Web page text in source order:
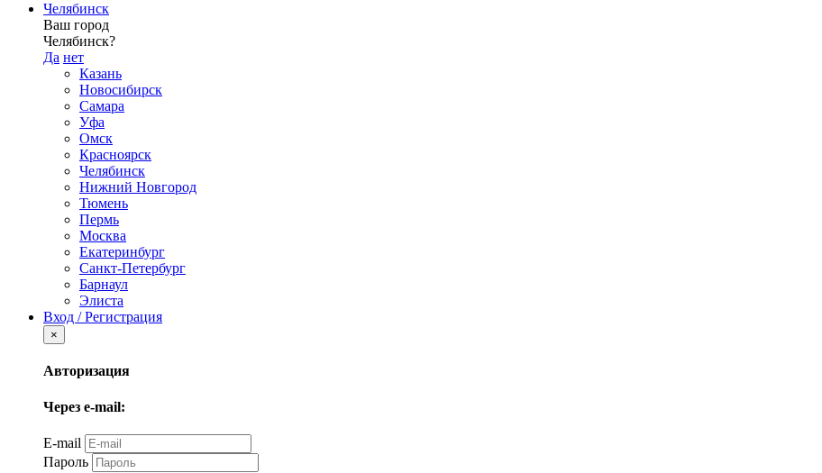
Челябинск
Ваш город
Челябинск?
Да нет
Казань
Новосибирск
Самара
Уфа
Омск
Красноярск
Челябинск
Нижний Новгород
Тюмень
Пермь
Москва
Екатеринбург
Санкт-Петербург
Барнаул
Элиста
Вход / Регистрация
×
Авторизация
Через e-mail:
E-mail
Пароль